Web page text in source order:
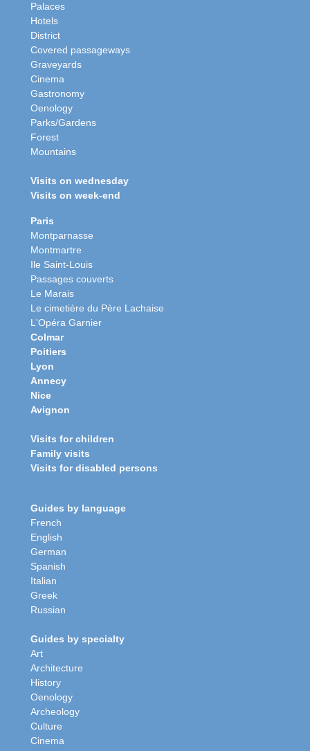
Palaces
Hotels
District
Covered passageways
Graveyards
Cinema
Gastronomy
Oenology
Parks/Gardens
Forest
Mountains
Visits on wednesday
Visits on week-end
Paris
Montparnasse
Montmartre
Ile Saint-Louis
Passages couverts
Le Marais
Le cimetière du Père Lachaise
L'Opéra Garnier
Colmar
Poitiers
Lyon
Annecy
Nice
Avignon
Visits for children
Family visits
Visits for disabled persons
Guides by language
French
English
German
Spanish
Italian
Greek
Russian
Guides by specialty
Art
Architecture
History
Oenology
Archeology
Culture
Cinema